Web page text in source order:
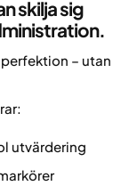
skilja sig
– utan
utvärdering